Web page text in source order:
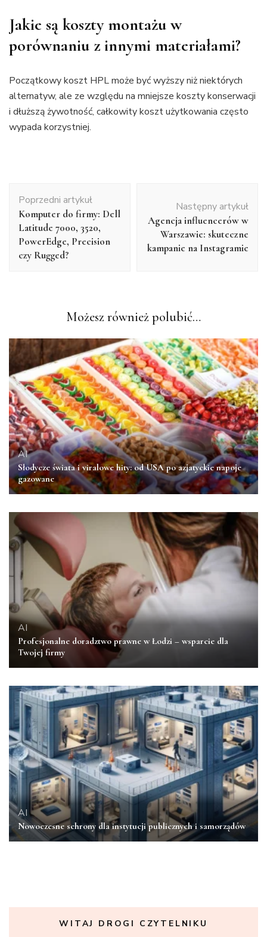
Jakie są koszty montażu w
porównaniu z innymi materiałami?
Początkowy koszt HPL może być wyższy niż niektórych
alternatyw, ale ze względu na mniejsze koszty konserwacji
i dłuższą żywotność, całkowity koszt użytkowania często
wypada korzystniej.
wpisu
Poprzedni artykuł
Komputer do firmy: Dell
Latitude 7000, 3520,
PowerEdge, Precision
czy Rugged?
Następny artykuł
Agencja influencerów w
Warszawie: skuteczne
kampanie na Instagramie
Możesz również polubić…
AI
Słodycze świata i viralowe hity: od USA po azjatyckie napoje
gazowane
AI
Profesjonalne doradztwo prawne w Łodzi – wsparcie dla
Twojej firmy
AI
Nowoczesne schrony dla instytucji publicznych i samorządów
WITAJ DROGI CZYTELNIKU